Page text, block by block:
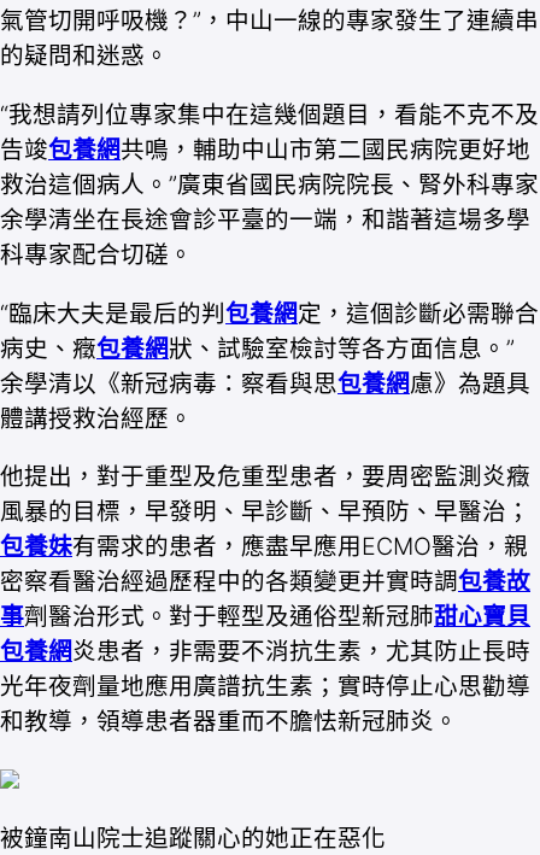
氣管切開呼吸機？”，中山一線的專家發生了連續串
的疑問和迷惑。
“我想請列位專家集中在這幾個題目，看能不克不及
告竣包養網共鳴，輔助中山市第二國民病院更好地
救治這個病人。”廣東省國民病院院長、腎外科專家
余學清坐在長途會診平臺的一端，和諧著這場多學
科專家配合切磋。
“臨床大夫是最后的判 包養網定，這個診斷必需聯合
病史、癥包養網狀、試驗室檢討等各方面信息。”
余學清以《新冠病毒：察看與思包養網慮》為題具
體講授救治經歷。
他提出，對于重型及危重型患者，要周密監測炎癥
風暴的目標，早發明、早診斷、早預防、早醫治；
包養妹有需求的患者，應盡早應用ECMO醫治，親
密察看醫治經過歷程中的各類變更并實時調包養故
事劑醫治形式。對于輕型及通俗型新冠肺甜心寶貝
包養網炎患者，非需要不消抗生素，尤其防止長時
光年夜劑量地應用廣譜抗生素；實時停止心思勸導
和教導，領導患者器重而不膽怯新冠肺炎。
被鐘南山院士追蹤關心的她正在惡化